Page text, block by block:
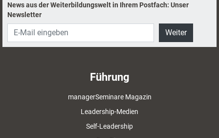
News aus der Weiterbildungswelt in Ihrem Postfach: Unser
Newsletter
Weiter
Führung
managerSeminare Magazin
Leadership-Medien
Self-Leadership